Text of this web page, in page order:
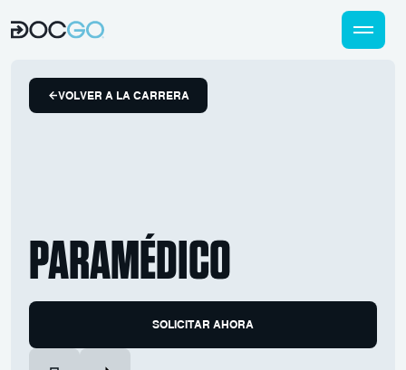
VOLVER A LA CARRERA
PARAMÉDICO
SOLICITAR AHORA